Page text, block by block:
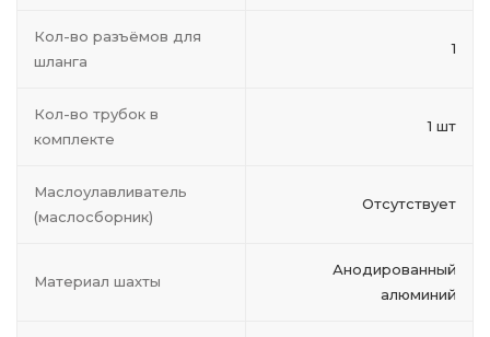
Кол-во разъёмов для
шланга
1
Кол-во трубок в
комплекте
1 шт
Маслоулавливатель
(маслосборник)
Отсутствует
Материал шахты
Анодированный
алюминий